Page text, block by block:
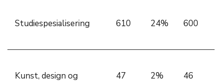
Studiespesialisering 610 24% 600
Kunst, design og
47 2% 46